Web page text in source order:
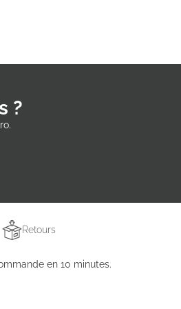
?
Retours
en 10 minutes.